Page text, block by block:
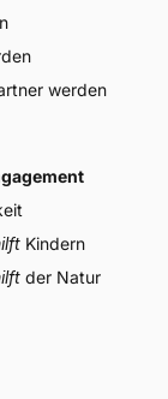
werden
Kindern
der Natur